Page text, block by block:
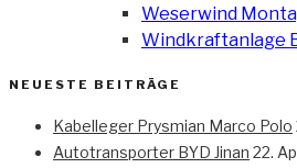
Weserwind
Windkraftanlage
NEUESTE BEITRÄGE
Kabelleger Prysmian Marco Polo
Autotransporter BYD Jinan 22.